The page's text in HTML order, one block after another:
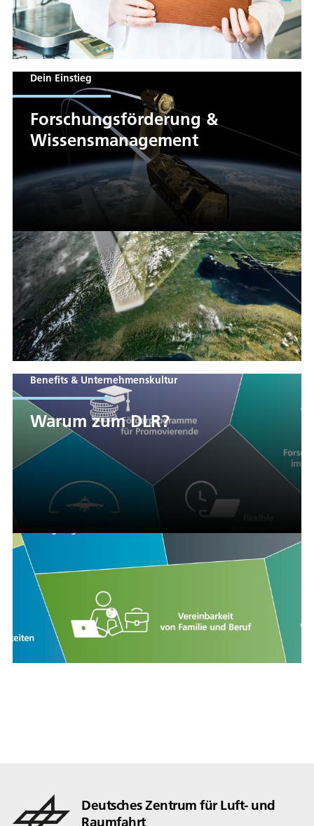
Dein Einstieg
Forschungsförderung &
Wissensmanagement
Benefits & Unternehmenskultur
Warum zum DLR?
Deutsches Zentrum für Luft- und
Raumfahrt